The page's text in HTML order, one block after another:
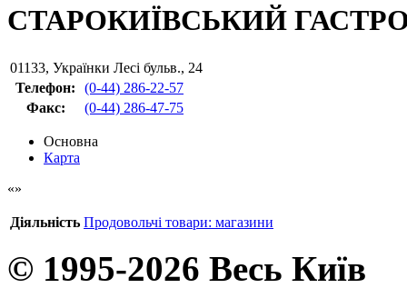
СТАРОКИЇВСЬКИЙ
01133, Українки Лесі бульв., 24
Телефон:
(0-44) 286-22-57
Факс: (0-44) 286-47-75
Основна
Карта
Діяльність Продовольчі товари: магазини
© 1995-2026 Весь Київ